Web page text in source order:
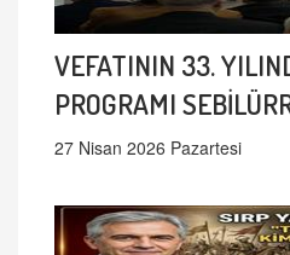
VEFATININ 33.
PROGRAMI
27 Nisan 2026 Pazartesi